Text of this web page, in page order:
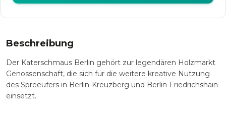
Beschreibung
Der Katerschmaus Berlin gehört zur legendären Holzmarkt
Genossenschaft, die sich für die weitere kreative Nutzung
des Spreeufers in Berlin-Kreuzberg und Berlin-Friedrichshain
einsetzt.